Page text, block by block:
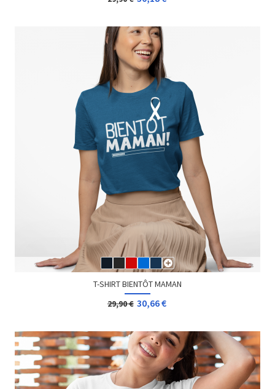
T-SHIRT BIENTÔT MAMAN
29,90 € 30,66 €